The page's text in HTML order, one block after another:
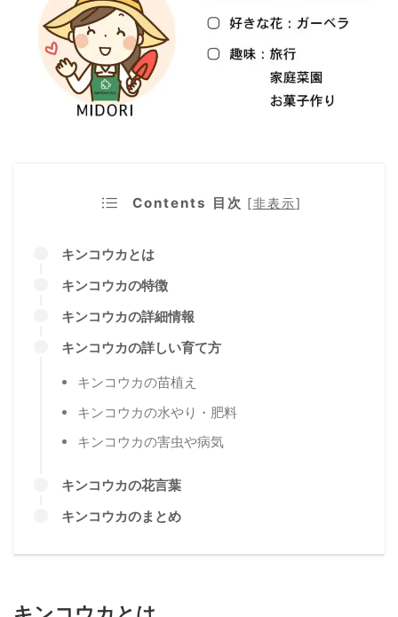
Contents 目次 [非表示]
キンコウカとは
キンコウカの特徴
キンコウカの詳細情報
キンコウカの詳しい育て方
キンコウカの苗植え
キンコウカの水やり・肥料
キンコウカの害虫や病気
キンコウカの花言葉
キンコウカのまとめ